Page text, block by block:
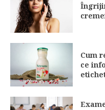
Cum
ce